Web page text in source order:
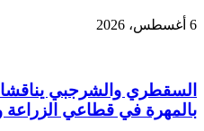
6 أغسطس، 2026
السقطري والشرجبي
بالمهرة في قطاعي الزراعة